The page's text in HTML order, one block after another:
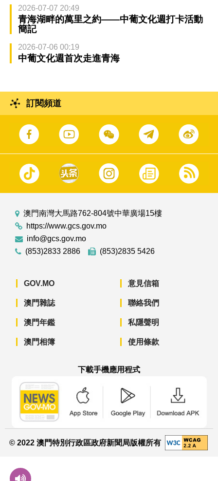
2026-07-07 20:49
青海湖畔的萬里之約——中葡文化週打卡活動
簡記
2026-07-06 00:19
中葡文化週首次走進青海
訂閱頻道
澳門南灣大馬路762-804號中華廣場15樓
https://www.gcs.gov.mo
info@gcs.gov.mo
(853)2833 2886
(853)2835 5426
GOV.MO
澳門雜誌
澳門年鑑
澳門相簿
意見信箱
聯絡我們
私隱聲明
使用條款
下載手機應用程式
© 2022 澳門特別行政區政府新聞局版權所有